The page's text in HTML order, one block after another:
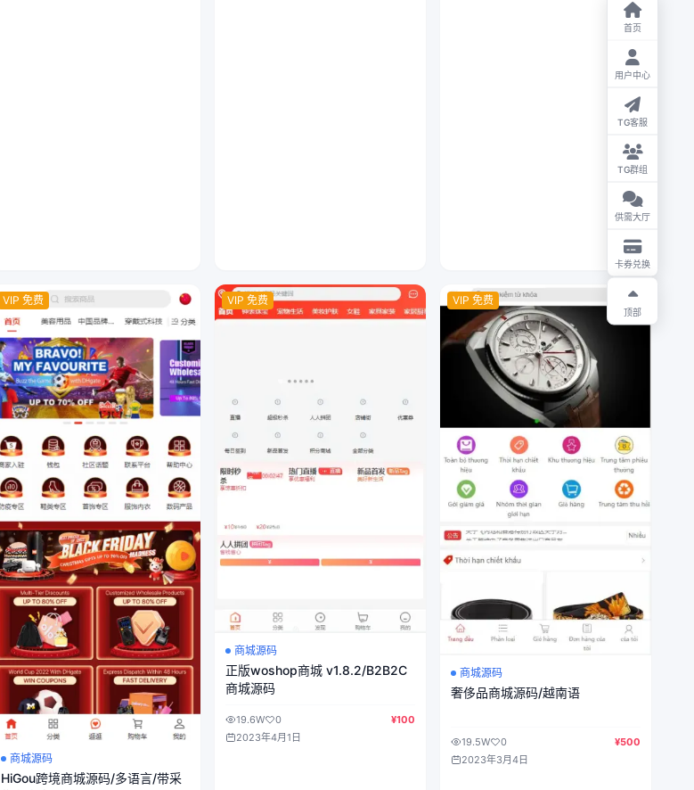
VIP 免费
商城源码
HiGou跨境商城源码/多语言/带采
VIP 免费
商城源码
正版woshop商城 v1.8.2/B2B2C
商城源码
19.6W 0
¥100
2023年4月1日
VIP 免费
商城源码
奢侈品商城源码/越南语
19.5W 0
¥500
2023年3月4日
首页
用户中心
TG客服
TG群组
供需大厅
卡券兑换
顶部